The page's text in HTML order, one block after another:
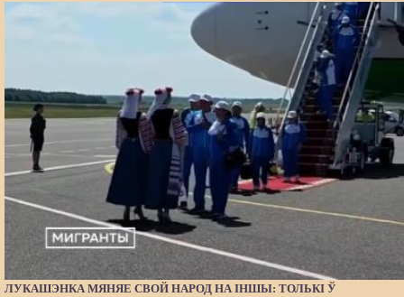
ЛУКАШЭНКА МЯНЯЕ СВОЙ НАРОД НА ІНШЫ: ТОЛЬКІ Ў